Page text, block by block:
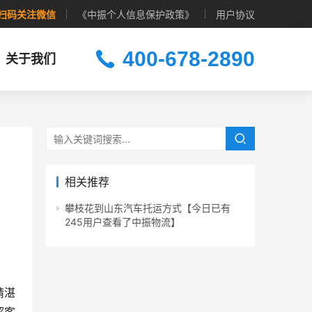
码关注微信 《中振个人信息保护政策》 用户协议
关于我们 400-678-2890
湛
相关推荐
攀枝花到山东汽车托运方式【今日已有
245用户查看了中振物流】